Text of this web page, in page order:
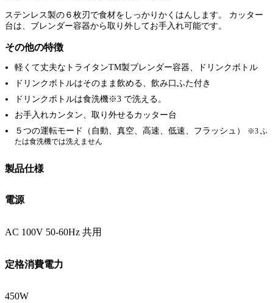
ステンレス製の６枚刃で食材をしっかりかくはんします。 カッター
台は、ブレンダー容器から取り外してお手入れ可能です。
その他の特徴
軽くて丈夫なトライタンTM製ブレンダー容器、ドリンクボトル
ドリンクボトルはそのまま飲める、飲み口ふた付き
ドリンクボトルは食洗機※3 で洗える。
お手入れカンタン、取り外せるカッター台
５つの運転モード（自動、真空、高速、低速、フラッシュ）
※3 ふ
たは食洗機では洗えません
製品仕様
電源
AC 100V 50-60Hz 共用
定格消費電力
450W